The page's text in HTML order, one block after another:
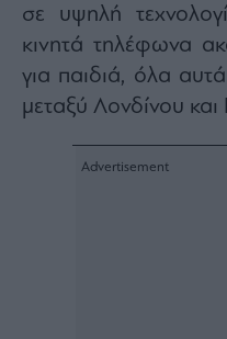
σε υψηλή
κινητά τηλέφωνα
για παιδιά, όλα
μεταξύ Λονδίνου και